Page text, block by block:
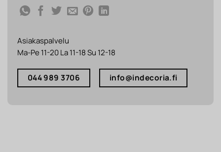
Asiakaspalvelu
Ma-Pe 11-20 La 11-18 Su 12-18
044 989 3706 info@indecoria.fi